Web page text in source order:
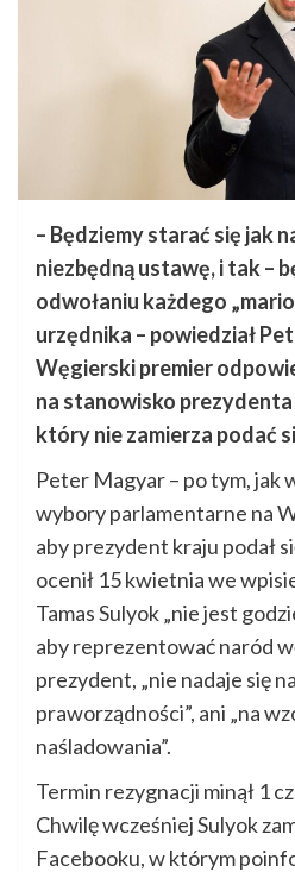
– Będziemy starać się jak
niezbędną ustawę, i tak –
odwołaniu każdego
urzędnika – powiedział
Węgierski premier
na stanowisko prezydenta
który nie zamierza podać
Peter Magyar – po tym, jak
wybory parlamentarne na
aby prezydent kraju podał
ocenił 15 kwietnia we
Tamas Sulyok „nie jest
aby reprezentować naród
prezydent, „nie nadaje się
praworządności”, ani „na
naśladowania”.
Termin rezygnacji minął 1
Chwilę wcześniej Sulyok
Facebooku, w którym